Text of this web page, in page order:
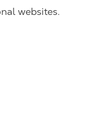
websites.